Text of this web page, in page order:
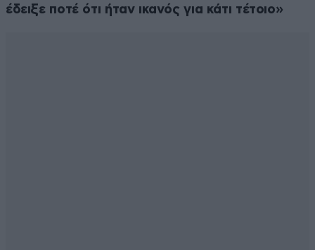
έδειξε ποτέ ότι ήταν ικανός για κάτι τέτοιο»